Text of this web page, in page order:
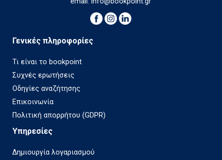
Γενικές πληροφορίες
Τι είναι το bookpoint
Συχνές ερωτήσεις
Οδηγίες αναζήτησης
Επικοινωνία
Πολιτική απορρήτου (GDPR)
Υπηρεσίες
Δημιουργία λογαριασμού